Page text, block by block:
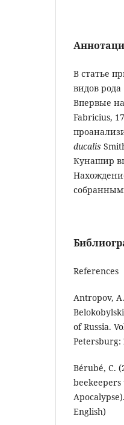
В статье
видов рода
Впервые
Fabricius,
ducalis
Кунашир
References
Antropov,
of Russia.
Petersburg:
Bérubé, C.
English)